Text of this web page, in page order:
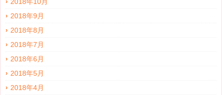
2018年9月
2018年8月
2018年7月
2018年6月
2018年5月
2018年4月